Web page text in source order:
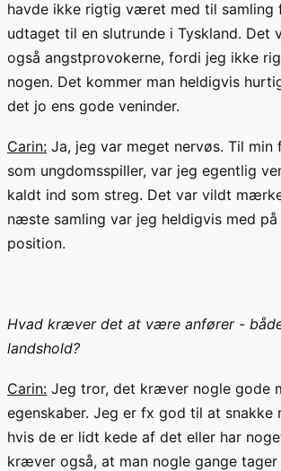
havde ikke rigtig været med til samling
udtaget til en slutrunde i Tyskland. Det
også angstprovokerne, fordi jeg ikke
nogen. Det kommer man heldigvis
det jo ens gode veninder.
Carin: Ja, jeg var meget nervøs. Til min
som ungdomsspiller, var jeg egentlig
kaldt ind som streg. Det var vildt
næste samling var jeg heldigvis med
position.
Hvad kræver det at være anfører -
landshold?
Carin: Jeg tror, det kræver nogle gode
egenskaber. Jeg er fx god til at snakke
hvis de er lidt kede af det eller har
kræver også, at man nogle gange tager